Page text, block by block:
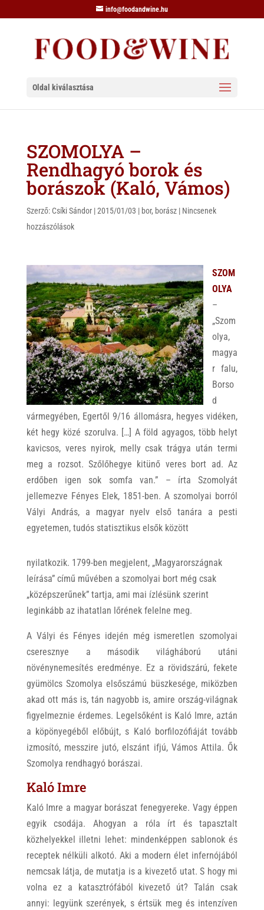
info@foodandwine.hu
Oldal kiválasztása
SZOMOLYA –
Rendhagyó borok és
borászok (Kaló, Vámos)
Szerző: Csíki Sándor|2015/01/03 | bor, borász| Nincsenek
hozzászólások
SZOM
OLYA
–
„Szom
olya,
magya
r falu,
Borso
d
vármegyében, Egertől 9/16 állomásra, hegyes vidéken,
két hegy közé szorulva. […] A föld agyagos, több helyt
kavicsos, veres nyirok, melly csak trágya után termi
meg a rozsot. Szőlőhegye kitünő veres bort ad. Az
erdőben igen sok somfa van.” – írta Szomolyát
jellemezve Fényes Elek, 1851-ben. A szomolyai borról
Vályi András, a magyar nyelv első tanára a pesti
egyetemen, tudós statisztikus elsők között
nyilatkozik. 1799-ben megjelent, „Magyarországnak
leírása” című művében a szomolyai bort még csak
„középszerűnek” tartja, ami mai ízlésünk szerint
leginkább az ihatatlan lőrének felelne meg.
A Vályi és Fényes idején még ismeretlen szomolyai
cseresznye a második világháború utáni
növénynemesítés eredménye. Ez a rövidszárú, fekete
gyümölcs Szomolya elsőszámú büszkesége, miközben
akad ott más is, tán nagyobb is, amire ország-világnak
figyelmeznie érdemes. Legelsőként is Kaló Imre, aztán
a köpönyegéből előbújt, s Kaló borfilozófiáját tovább
izmosító, messzire jutó, elszánt ifjú, Vámos Attila. Ők
Szomolya rendhagyó borászai.
Kaló Imre
Kaló Imre a magyar borászat fenegyereke. Vagy éppen
egyik csodája. Ahogyan a róla írt és tapasztalt
közhelyekkel illetni lehet: mindenképpen sablonok és
receptek nélküli alkotó. Aki a modern élet infernójából
nemcsak látja, de mutatja is a kivezető utat. S hogy mi
volna ez a katasztrófából kivezető út? Talán csak
annyi: legyünk szerények, s értsük meg és intenzíven